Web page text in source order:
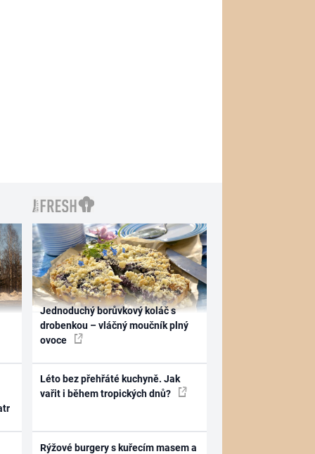
Jednoduchý borůvkový koláč s
drobenkou – vláčný moučník plný
ovoce
Léto bez přehřáté kuchyně. Jak
vařit i během tropických dnů?
Rýžové burgery s kuřecím masem a